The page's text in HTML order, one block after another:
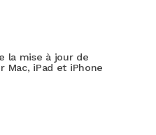
la mise à jour de
Mac, iPad et iPhone